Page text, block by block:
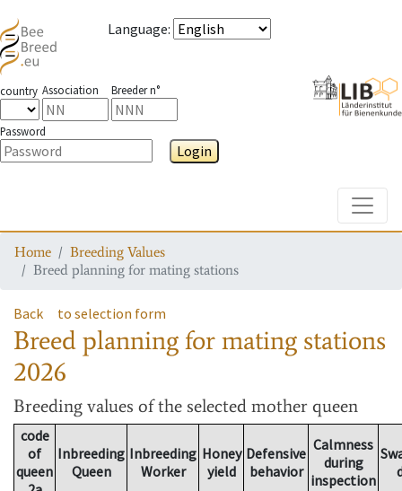
Language:
country Association Breeder n°
Password
Login
Home
Breeding Values
Breed planning for mating stations
Back to selection form
Breed planning for mating stations
2026
Breeding values of the selected mother queen
code
of
queen
Inbreeding
Queen
Inbreeding
Worker
Honey
yield
Defensive
behavior
Calmness
during
inspection